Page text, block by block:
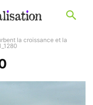
la croissance et la